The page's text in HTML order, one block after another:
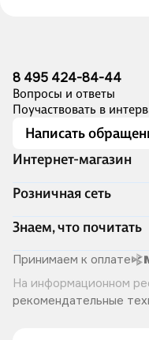
8 495 424-84-44
Вопросы и ответы
Поучаствовать в
Написать
Интернет-магазин
Акции
Доставка и оплата
Программа лояльности
Подарочные
Правила продажи
Политика
Розничная сеть
Адреса магазинов
Книжный Дозор
О компании
Читай-город для бизнеса
Хотите у нас работать?
Знаем, что почитать
Скоро в продаже
Лучшие из лучших
Читай-журнал
Принимаем к оплате
На информационном
рекомендательные